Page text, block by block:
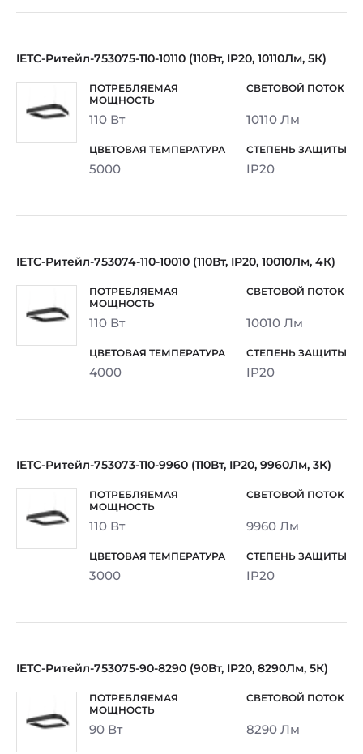
IETC-Ритейл-753075-110-10110 (110Вт, IP20, 10110Лм, 5К)
110 Вт 10110 Лм
5000 IP20
IETC-Ритейл-753074-110-10010 (110Вт, IP20, 10010Лм, 4К)
110 Вт 10010 Лм
4000 IP20
IETC-Ритейл-753073-110-9960 (110Вт, IP20, 9960Лм, 3К)
110 Вт 9960 Лм
3000 IP20
IETC-Ритейл-753075-90-8290 (90Вт, IP20, 8290Лм, 5К)
90 Вт 8290 Лм